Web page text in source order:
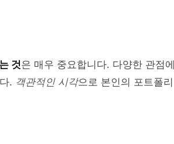
것은 매우 중요합니다. 다양한 관점에
. 객관적인 시각으로 본인의 포트폴리